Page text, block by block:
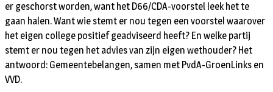
er geschorst worden, want het D66/CDA-voorstel leek het te
gaan halen. Want wie stemt er nou tegen een voorstel waarover
het eigen college positief geadviseerd heeft? En welke partij
stemt er nou tegen het advies van zijn eigen wethouder? Het
antwoord: Gemeentebelangen, samen met PvdA-GroenLinks en
VVD.